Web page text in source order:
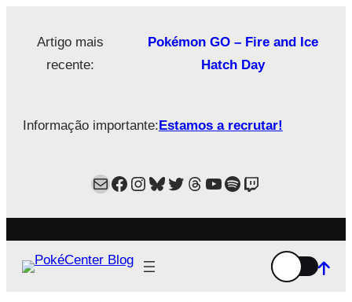
Artigo mais
recente:
Pokémon GO – Fire and Ice
Hatch Day
Informação importante:Estamos a recrutar!
MailFacebook
Instagram
Bluesky
Twitter
Estamos no Threads!
YouTube
Spotify
Twitch